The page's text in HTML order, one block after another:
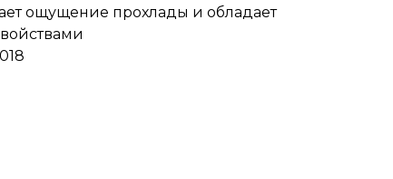
ощущение прохлады и обладает